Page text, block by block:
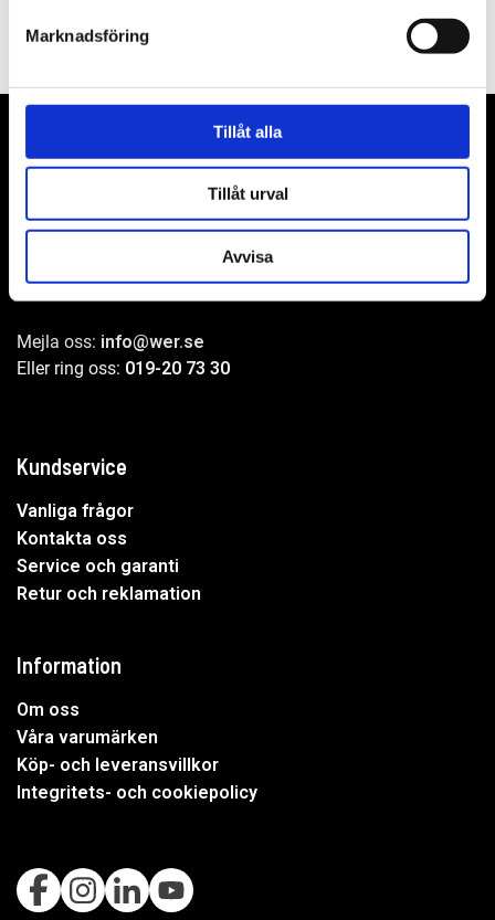
Marknadsföring
Tillåt alla
Tillåt urval
Avvisa
Adress: Elementvägen 7, 702 27 Örebro
Undrar du över något?
Mejla oss: info@wer.se
Eller ring oss: 019-20 73 30
Kundservice
Vanliga frågor
Kontakta oss
Service och garanti
Retur och reklamation
Information
Om oss
Våra varumärken
Köp- och leveransvillkor
Integritets- och cookiepolicy